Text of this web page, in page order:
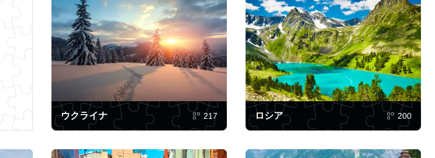
ウクライナ 217 ロシア 200